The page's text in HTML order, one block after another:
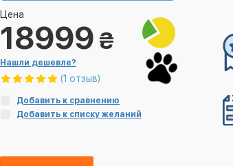
Цена
18999 ₴
Нашли дешевле?
(1 отзыв)
Добавить к сравнению
Добавить к списку желаний